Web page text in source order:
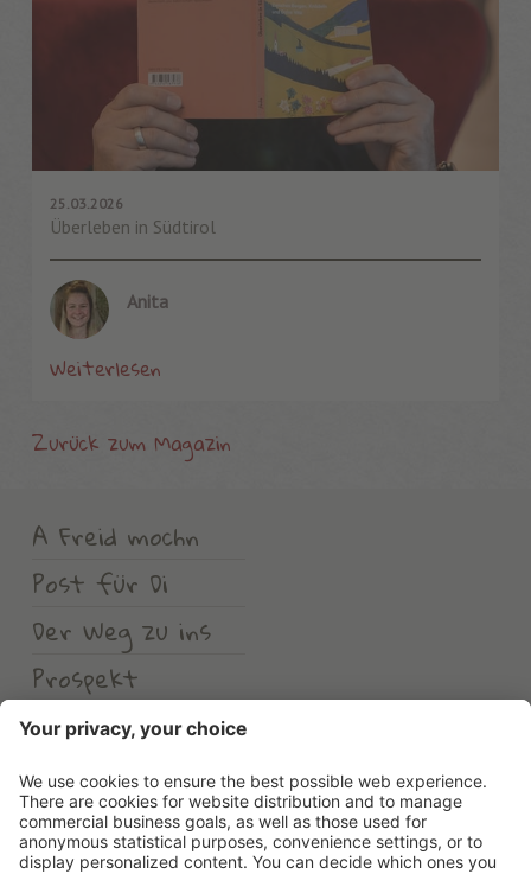
25.03.2026
Überleben in Südtirol
Anita
Weiterlesen
Zurück zum Magazin
A Freid mochn
Post für Di
Der Weg zu ins
Prospekt
Wetter
Erlebnishotel Waltershof